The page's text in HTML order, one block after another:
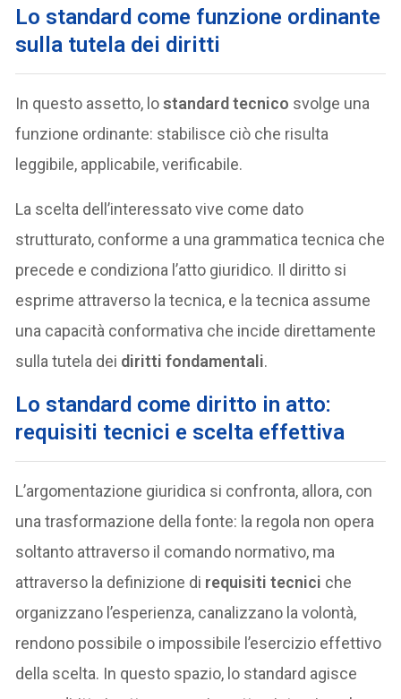
Lo standard come funzione ordinante
sulla tutela dei diritti
In questo assetto, lostandard tecnico svolge una
funzione ordinante: stabilisce ciò che risulta
leggibile, applicabile, verificabile.
La scelta dell’interessato vive come dato
strutturato, conforme a una grammatica tecnica che
precede e condiziona l’atto giuridico. Il diritto si
esprime attraverso la tecnica, e la tecnica assume
una capacità conformativa che incide direttamente
sulla tutela dei diritti fondamentali.
Lo standard come diritto in atto:
requisiti tecnici e scelta effettiva
L’argomentazione giuridica si confronta, allora, con
una trasformazione della fonte: la regola non opera
soltanto attraverso il comando normativo, ma
attraverso la definizione di requisiti tecnici che
organizzano l’esperienza, canalizzano la volontà,
rendono possibile o impossibile l’esercizio effettivo
della scelta. In questo spazio, lo standard agisce